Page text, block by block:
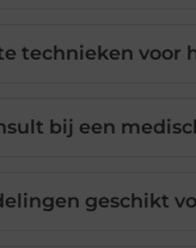
technieken voor
bij een
geschikt